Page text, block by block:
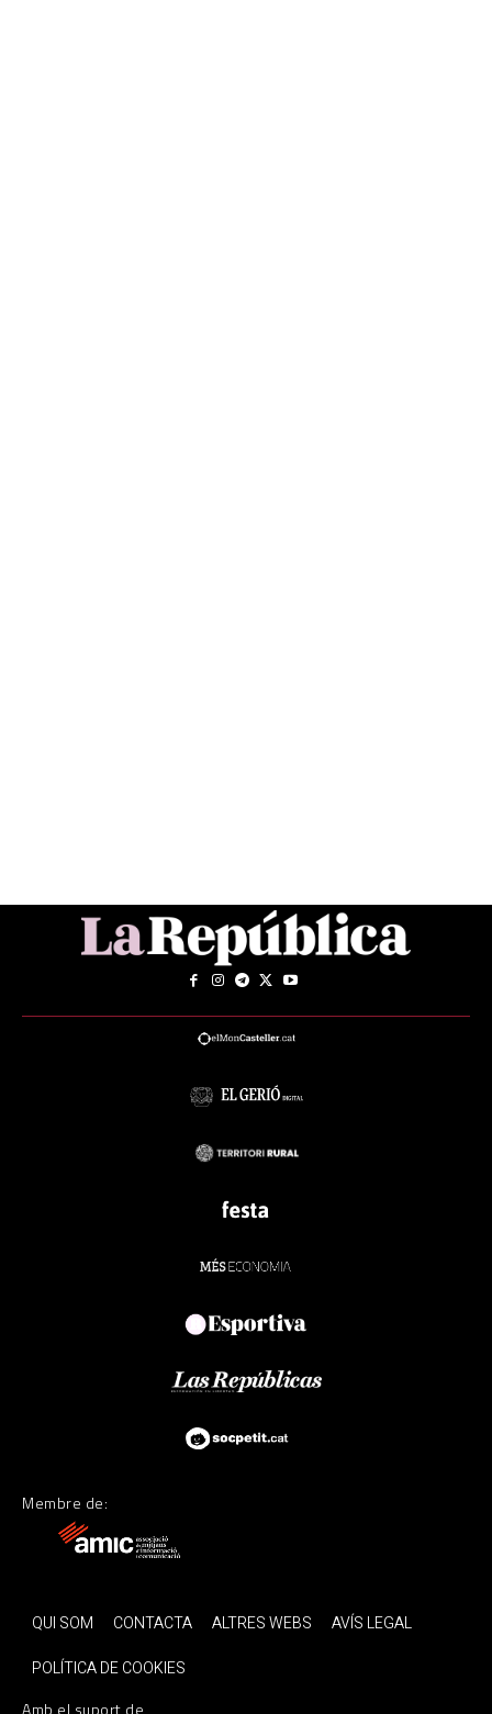
Membre de:
QUI SOM CONTACTA ALTRES WEBS
AVÍS LEGAL
POLÍTICA DE COOKIES
Amb el suport de